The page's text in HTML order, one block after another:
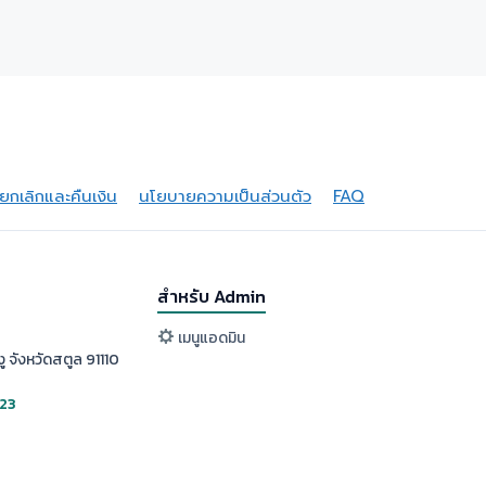
กเลิกและคืนเงิน นโยบายความเป็นส่วนตัว FAQ
จังหวัดสตูล 91110
สำหรับ Admin
เมนูแอดมิน